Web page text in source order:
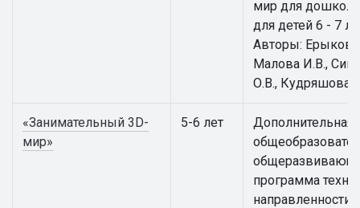
мир для
для детей 6 - 7
Авторы: Ерыкова
Малова И.В.,
О.В., Кудряшова
«Занимательный 3D-
мир»
5-6 лет
Дополнительная
программа
направленности